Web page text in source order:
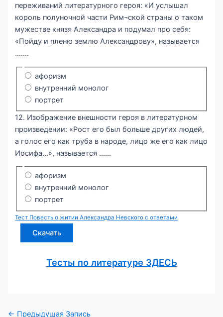
переживаний литературного героя: «И услышал
король полуночной части Рим¬ской страны о таком
мужестве князя Александра и подумал про себя:
«Пойду и пленю землю Александрову», называется
…….
афоризм
внутренний монолог
портрет
12. Изображение внешности героя в литературном
произведении: «Рост его был больше других людей,
а голос его как труба в народе, лицо же его как лицо
Иосифа…», называется ……
афоризм
внутренний монолог
портрет
Тест Повесть о житии Александра Невского с ответами
Скачать
Тесты по литературе ЗДЕСЬ
Навигация
← Предыдущая Запись